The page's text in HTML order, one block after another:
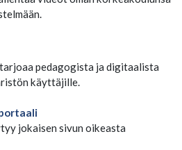
pedagogista ja digitaalista
käyttäjille.
jokaisen sivun oikeasta